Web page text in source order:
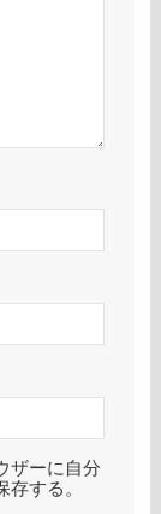
ザーに自分
する。